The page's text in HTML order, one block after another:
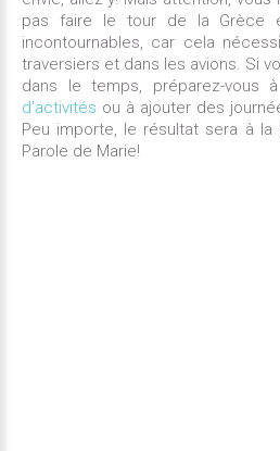
pas faire le tour de la Grèce
incontournables, car cela
traversiers et dans les avions. Si
dans le temps, préparez-vous
d'activités ou à ajouter des
Peu importe, le résultat sera à
Parole de Marie!